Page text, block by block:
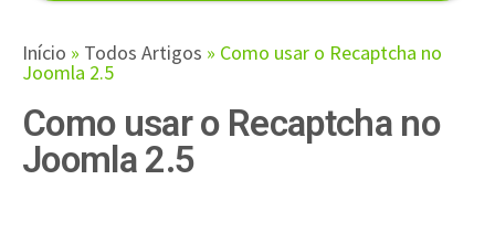
Início » Todos Artigos » Como usar o Recaptcha no
Joomla 2.5
Como usar o Recaptcha no
Joomla 2.5